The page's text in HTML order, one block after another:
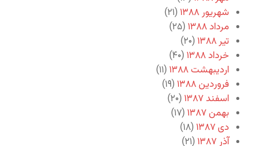
شهریور ۱۳۸۸
(۲۱)
مرداد ۱۳۸۸
(۲۵)
تیر ۱۳۸۸
(۲۰)
خرداد ۱۳۸۸
(۴۰)
اردیبهشت ۱۳۸۸
(۱۱)
فروردین ۱۳۸۸
(۱۹)
اسفند ۱۳۸۷
(۲۰)
بهمن ۱۳۸۷
(۱۷)
دی ۱۳۸۷
(۱۸)
آذر ۱۳۸۷
(۲۱)